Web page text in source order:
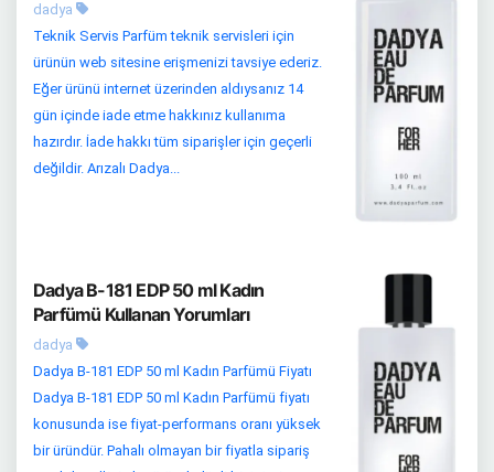
dadya
Teknik Servis Parfüm teknik servisleri için
ürünün web sitesine erişmenizi tavsiye ederiz.
Eğer ürünü internet üzerinden aldıysanız 14
gün içinde iade etme hakkınız kullanıma
hazırdır. İade hakkı tüm siparişler için geçerli
değildir. Arızalı Dadya...
Dadya B-181 EDP 50 ml Kadın
Parfümü Kullanan Yorumları
dadya
Dadya B-181 EDP 50 ml Kadın Parfümü Fiyatı
Dadya B-181 EDP 50 ml Kadın Parfümü fiyatı
konusunda ise fiyat-performans oranı yüksek
bir üründür. Pahalı olmayan bir fiyatla sipariş